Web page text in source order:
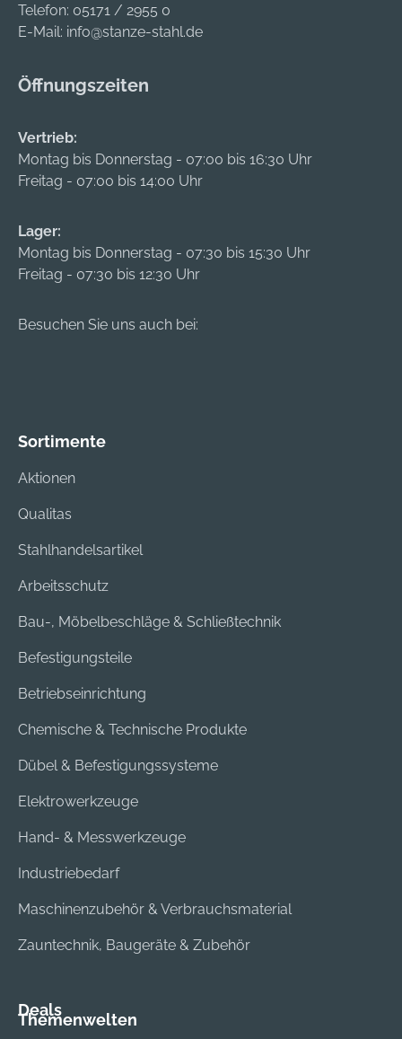
Telefon: 05171 / 2955 0
E-Mail: info@stanze-stahl.de
Öffnungszeiten
Vertrieb:
Montag bis Donnerstag - 07:00 bis 16:30 Uhr
Freitag - 07:00 bis 14:00 Uhr
Lager:
Montag bis Donnerstag - 07:30 bis 15:30 Uhr
Freitag - 07:30 bis 12:30 Uhr
Besuchen Sie uns auch bei:
Sortimente
Aktionen
Qualitas
Stahlhandelsartikel
Arbeitsschutz
Bau-, Möbelbeschläge & Schließtechnik
Befestigungsteile
Betriebseinrichtung
Chemische & Technische Produkte
Dübel & Befestigungssysteme
Elektrowerkzeuge
Hand- & Messwerkzeuge
Industriebedarf
Maschinenzubehör & Verbrauchsmaterial
Zauntechnik, Baugeräte & Zubehör
Deals
Themenwelten